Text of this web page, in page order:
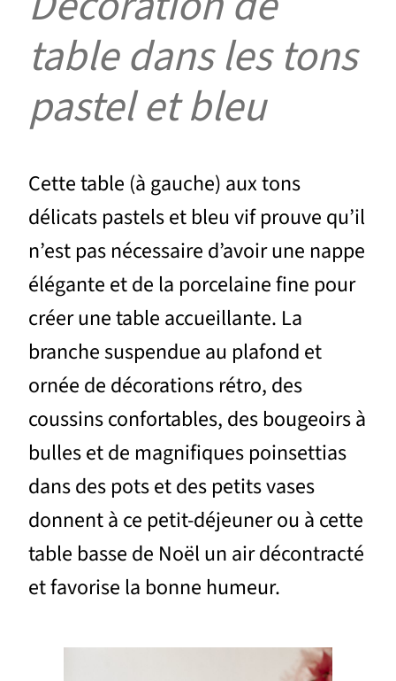
table dans les tons
pastel et bleu
Cette table (à gauche) aux tons
délicats pastels et bleu vif prouve qu’il
n’est pas nécessaire d’avoir une nappe
élégante et de la porcelaine fine pour
créer une table accueillante. La
branche suspendue au plafond et
ornée de décorations rétro, des
coussins confortables, des bougeoirs à
bulles et de magnifiques poinsettias
dans des pots et des petits vases
donnent à ce petit-déjeuner ou à cette
table basse de Noël un air décontracté
et favorise la bonne humeur.